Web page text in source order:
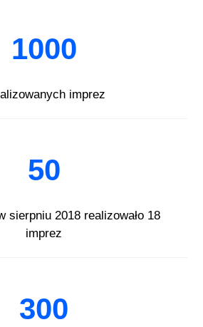
1000
imprez
50
sierpniu 2018 realizowało 18
imprez
300